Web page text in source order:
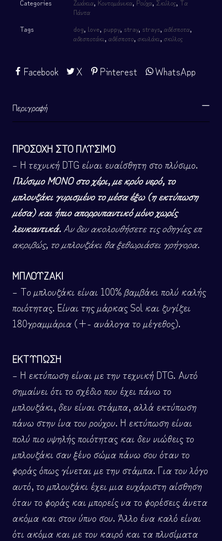
Categories Ζωάκια, Κοντομάνικα, Ρούχα, Σκύλος, Τα
Πάντα
Tags
dog, love, puppy, stray, strays, αδέσποτα,
αδεσποτάκι, αδέσποτο, σκυλάκι, σκύλος
Facebook X Pinterest WhatsApp
Περιγραφή
ΠΡΟΣΟΧΗ ΣΤΟ ΠΛΥΣΙΜΟ
– Η τεχνική DTG είναι ευαίσθητη στο πλύσιμο.
Πλύσιμο ΜΟΝΟ στο χέρι, με κρύο νερό, το
μπλουζάκι γυρισμένο το μέσα έξω (η εκτύπωση
μέσα) και ήπιο απορρυπαντικό μόνο χωρίς
λευκαντικά. Αν δεν ακολουθήσετε τις οδηγίες επ
ακριβώς, το μπλουζάκι θα ξεθωριάσει γρήγορα.
ΜΠΛΟΥΖΑΚΙ
– Το μπλουζάκι είναι 100% βαμβάκι πολύ καλής
ποιότητας. Είναι της μάρκας Sol και ζυγίζει
180γραμμάρια (+- ανάλογα το μέγεθος).
ΕΚΤΥΠΩΣΗ
– Η εκτύπωση είναι με την τεχνική DTG. Αυτό
σημαίνει ότι το σχέδιο που έχει πάνω το
μπλουζάκι, δεν είναι στάμπα, αλλά εκτύπωση
πάνω στην ίνα του ρούχου. Η εκτύπωση είναι
πολύ πιο υψηλής ποιότητας και δεν νιώθεις το
μπλουζάκι σαν ξένο σώμα πάνω σου όταν το
φοράς όπως γίνεται με την στάμπα. Για τον λόγο
αυτό, το μπλουζάκι έχει μια ευχάριστη αίσθηση
όταν το φοράς και μπορείς να το φορέσεις άνετα
ακόμα και στον ύπνο σου. Άλλο ένα καλό είναι
ότι ακόμα και με τον καιρό και τα πλυσίματα